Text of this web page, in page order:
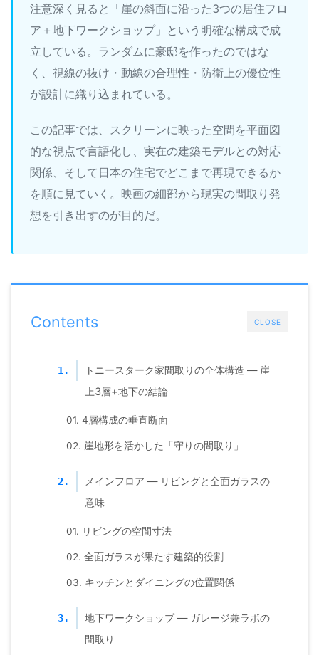
注意深く見ると「崖の斜面に沿った3つの居住フロ
ア＋地下ワークショップ」という明確な構成で成
立している。ランダムに豪邸を作ったのではな
く、視線の抜け・動線の合理性・防衛上の優位性
が設計に織り込まれている。
この記事では、スクリーンに映った空間を平面図
的な視点で言語化し、実在の建築モデルとの対応
関係、そして日本の住宅でどこまで再現できるか
を順に見ていく。映画の細部から現実の間取り発
想を引き出すのが目的だ。
CLOSE
Contents
1.
トニースターク家間取りの全体構造 — 崖
上3層+地下の結論
01. 4層構成の垂直断面
02. 崖地形を活かした「守りの間取り」
2.
メインフロア — リビングと全面ガラスの
意味
01. リビングの空間寸法
02. 全面ガラスが果たす建築的役割
03. キッチンとダイニングの位置関係
3.
地下ワークショップ — ガレージ兼ラボの
間取り